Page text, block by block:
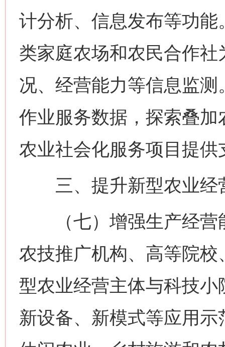
计分析、信息发布等功
类家庭农场和农民合作
况、经营能力等信息监
作业服务数据，探索叠
农业社会化服务项目提供
三、提升新型农业经
（七）增强生产经营
农技推广机构、高等院
型农业经营主体与科技
新设备、新模式等应用